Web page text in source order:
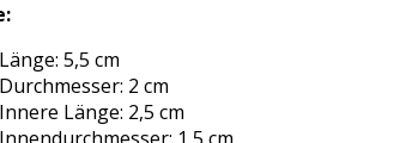
Länge: 5,5 cm
Durchmesser: 2 cm
Innere Länge: 2,5 cm